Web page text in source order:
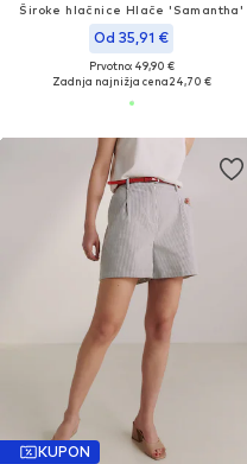
Široke hlačnice Hlače 'Samantha'
Od 35,91 €
Prvotno: 49,90 €
Zadnja najnižja cena24,70 €
KUPON